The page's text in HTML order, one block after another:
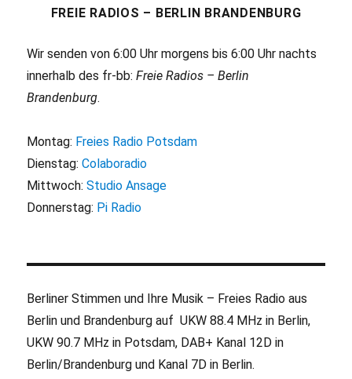
FREIE RADIOS – BERLIN BRANDENBURG
Wir senden von 6:00 Uhr morgens bis 6:00 Uhr nachts
innerhalb des fr-bb:Freie Radios – Berlin
Brandenburg.
Montag: Freies Radio Potsdam
Dienstag:Colaboradio
Mittwoch:Studio Ansage
Donnerstag: Pi Radio
Berliner Stimmen und Ihre Musik – Freies Radio aus
Berlin und Brandenburg auf UKW 88.4 MHz in Berlin,
UKW 90.7 MHz in Potsdam, DAB+ Kanal 12D in
Berlin/Brandenburg und Kanal 7D in Berlin.